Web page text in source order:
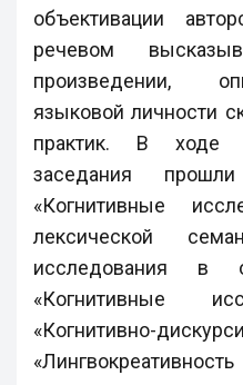
объективации
речевом
произведении,
языковой личности
практик. В ходе
заседания
«Когнитивные
лексической
исследования в
«Когнитивные
«Когнитивно-